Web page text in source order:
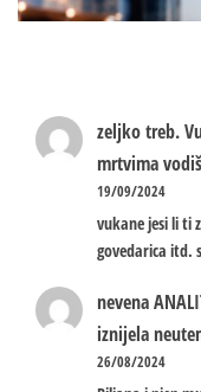
zeljko treb.
mrtvima
19/09/2024
vukane jesi li ti
govedarica itd.
nevena
iznijela
26/08/2024